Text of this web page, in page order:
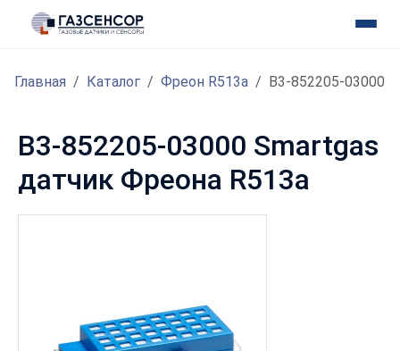
Главная Каталог Фреон R513a B3-852205-03000
B3-852205-03000 Smartgas
датчик Фреона R513a